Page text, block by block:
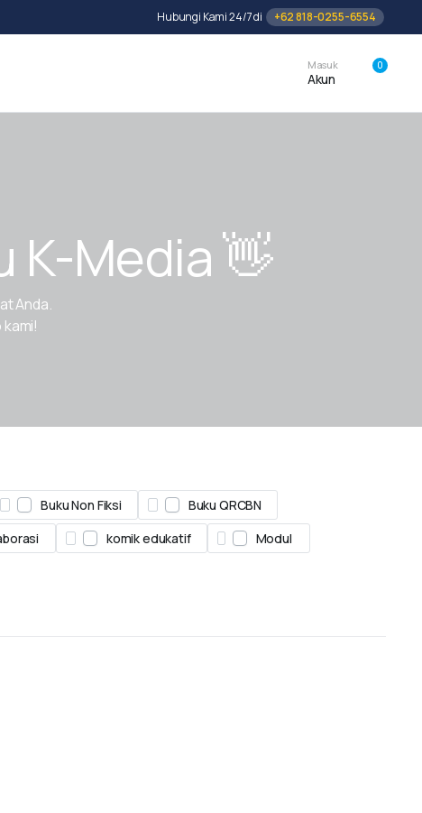
Hubungi Kami 24/7 di +62 818-0255-6554
Masuk
Akun
0
K-Media 👋
Anda.
Buku Non Fiksi
Buku QRCBN
komik edukatif
Modul